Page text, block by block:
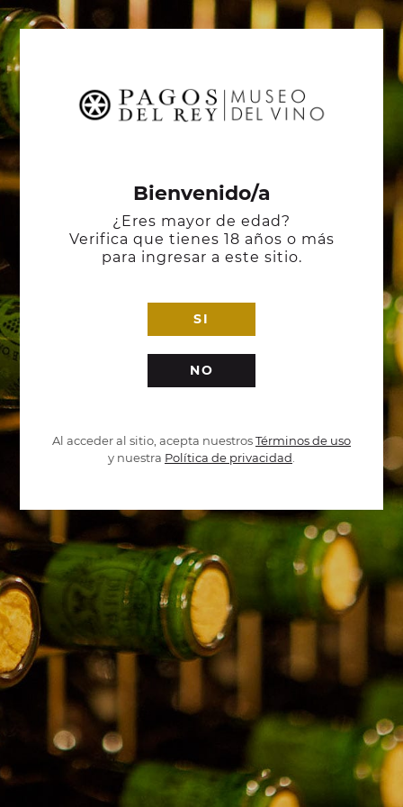
Bienvenido/a
¿Eres mayor de edad?
Verifica que tienes 18 años o más
para ingresar a este sitio.
SI
NO
Al acceder al sitio, acepta nuestrosTérminos de uso
y nuestra Política de privacidad